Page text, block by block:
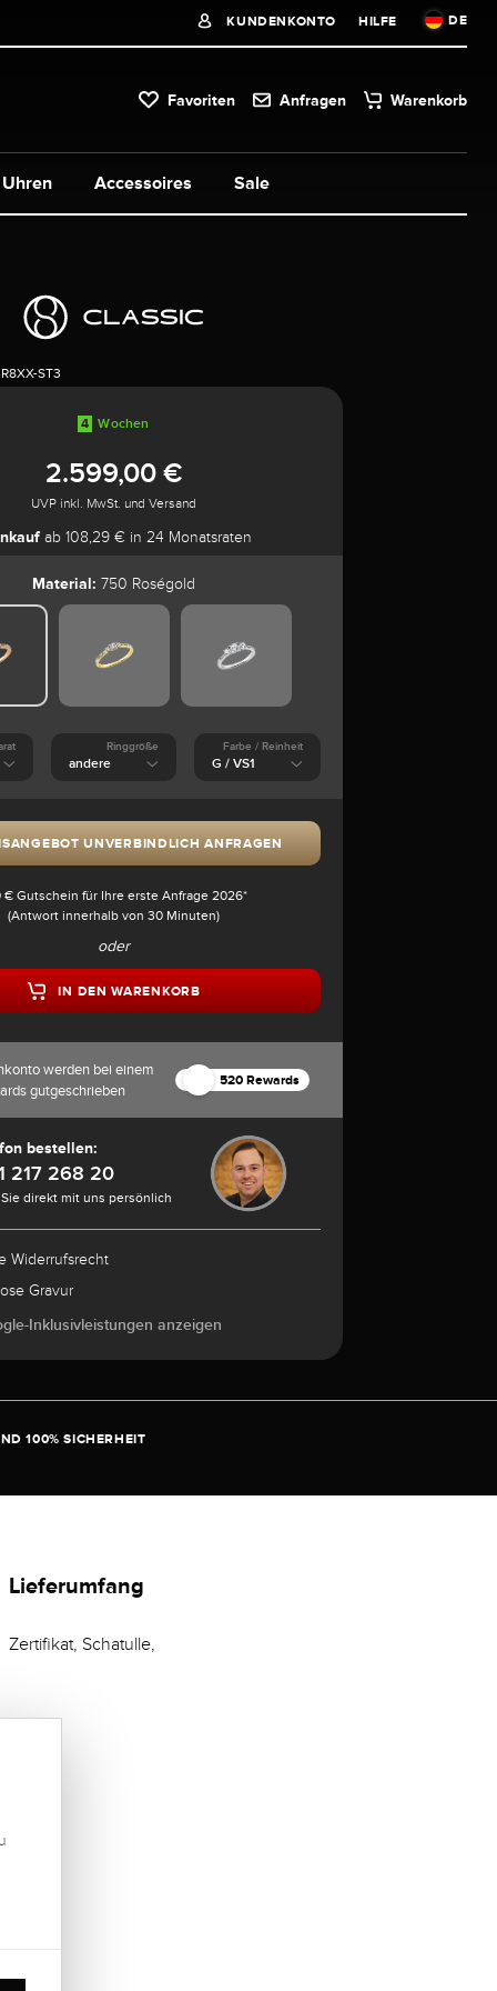
KUNDENKONTO HILFE DE
Favoriten Anfragen Warenkorb
Uhren Accessoires Sale
ST3
4 Wochen
2.599,00 €
UVP inkl. MwSt. und Versand
ab 108,29 € in 24 Monatsraten
Material: 750 Roségold
Ringgröße Farbe / Reinheit
UNVERBINDLICH ANFRAGEN
€ Gutschein für Ihre erste Anfrage 2026*
(Antwort innerhalb von 30 Minuten)
oder
IN DEN WARENKORB
werden bei einem
gutgeschrieben
520 Rewards
bestellen:
217 268 20
direkt mit uns persönlich
Widerrufsrecht
Gravur
Inklusivleistungen anzeigen
100% SICHERHEIT
Lieferumfang
Zertifikat, Schatulle,